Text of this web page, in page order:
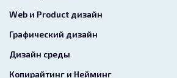
Web и Product дизайн
Графический дизайн
Дизайн среды
Копирайтинг и Нейминг